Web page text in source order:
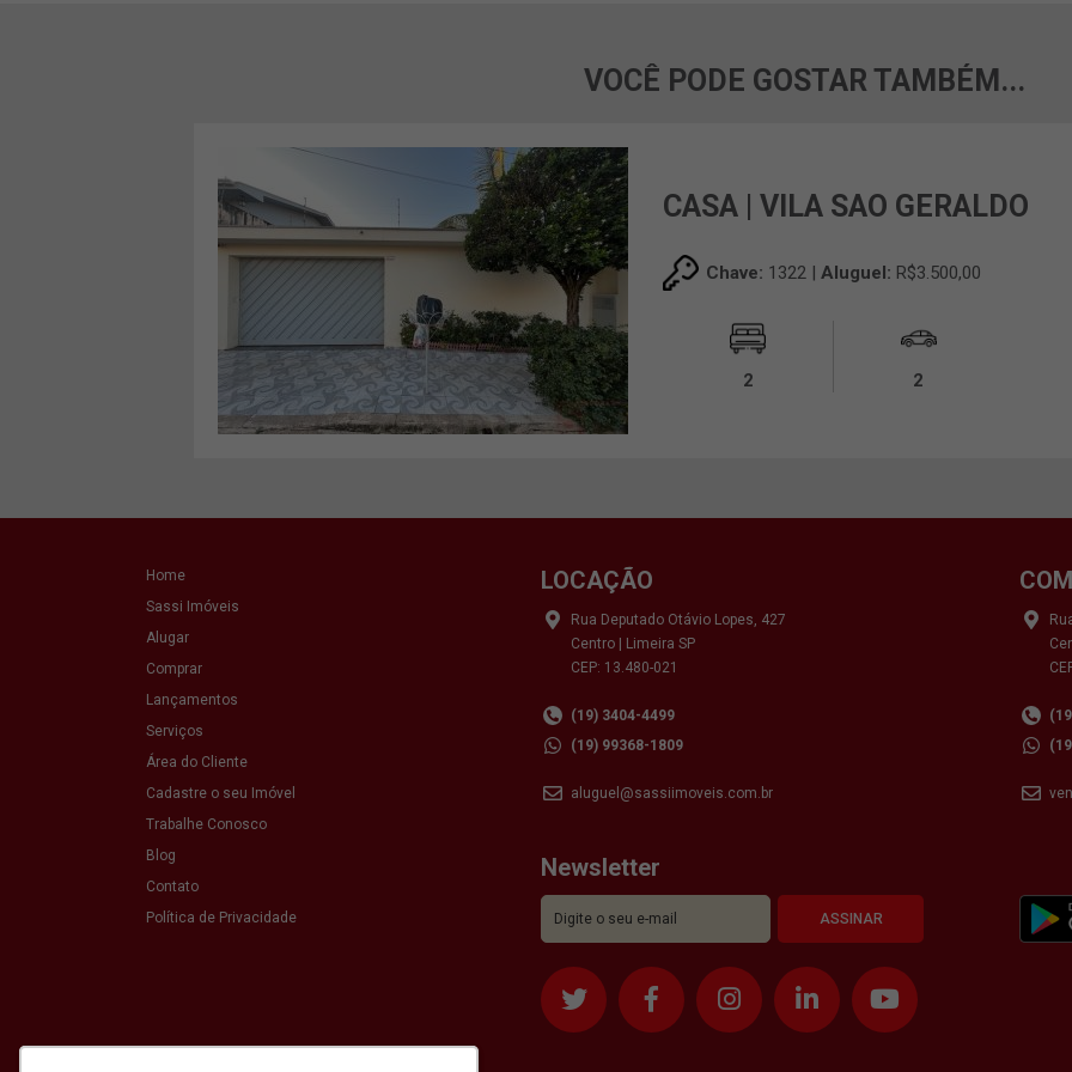
VOCÊ PODE GOSTAR TAMBÉM...
CASA | VILA SAO GERALDO
Chave: 1322 |Aluguel: R$3.500,00
2 2
Home
Sassi Imóveis
Alugar
Comprar
Lançamentos
Serviços
Área do Cliente
Cadastre o seu Imóvel
Trabalhe Conosco
Blog
Contato
Política de Privacidade
LOCAÇÃO
Rua Deputado Otávio Lopes, 427
Centro | Limeira SP
CEP: 13.480-021
(19) 3404-4499
(19) 99368-1809
aluguel@sassiimoveis.com.br
Newsletter